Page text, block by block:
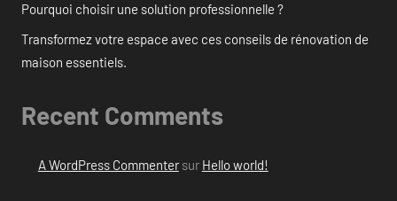
Pourquoi choisir une solution professionnelle ?
Transformez votre espace avec ces conseils de rénovation de
maison essentiels.
Recent Comments
A WordPress Commentersur Hello world!